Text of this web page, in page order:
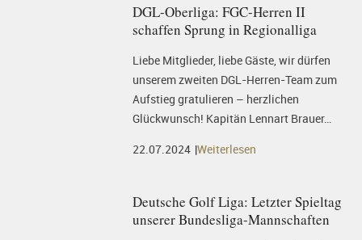
DGL-Oberliga: FGC-Herren II
schaffen Sprung in Regionalliga
Liebe Mitglieder, liebe Gäste, wir dürfen
unserem zweiten DGL-Herren-Team zum
Aufstieg gratulieren – herzlichen
Glückwunsch! Kapitän Lennart Brauer…
22.07.2024 Weiterlesen
Deutsche Golf Liga: Letzter Spieltag
unserer Bundesliga-Mannschaften